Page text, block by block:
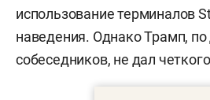
использование терминалов
наведения. Однако Трамп,
собеседников, не дал